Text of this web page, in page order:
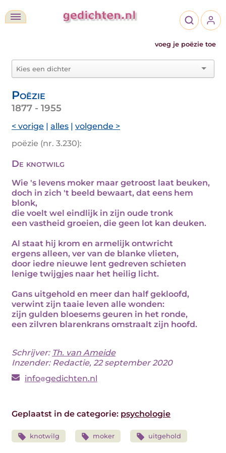
voeg je poëzie toe
Poëzie
1877 - 1955
< vorige | alles | volgende >
poëzie (nr. 3.230):
De knotwilg
Wie 's levens moker maar getroost laat beuken,
doch in zich 't beeld bewaart, dat eens hem
blonk,
die voelt wel eindlijk in zijn oude tronk
een vastheid groeien, die geen lot kan deuken.
Al staat hij krom en armelijk ontwricht
ergens alleen, ver van de blanke vlieten,
door iedre nieuwe lent gedreven schieten
lenige twijgjes naar het heilig licht.
Gans uitgehold en meer dan half gekloofd,
verwint zijn taaie leven alle wonden:
zijn gulden bloesems geuren in het ronde,
een zilvren blarenkrans omstraalt zijn hoofd.
Schrijver: Th. van Ameide
Inzender: Redactie, 22 september 2020
info gedichten.nl
Geplaatst in de categorie: psychologie
knotwilg moker uitgehold